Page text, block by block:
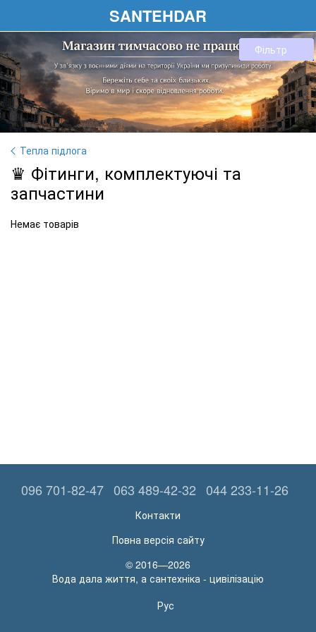
SANTEHDAR
Тепла підлога
Фільтр
♛ Фітинги, комплектуючі та
запчастини
Немає товарів
096 701-82-47 063 489-42-32 044 233-11-26
Контакти
Повна версія сайту
© 2016—2026
Вода дала життя, а сантехніка - цивілізацію
Рус